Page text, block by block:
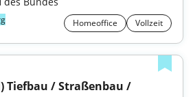
Homeoffice Vollzeit
Tiefbau / Straßenbau /